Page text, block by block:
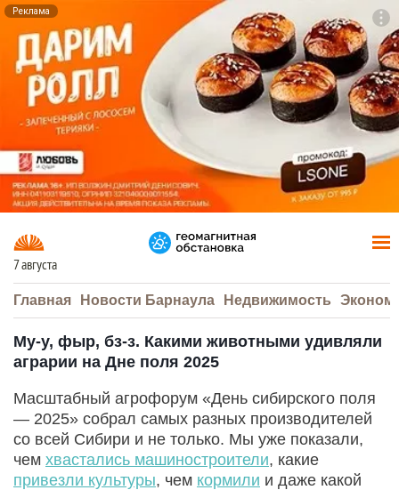
Реклама
7 августа
Главная Новости Барнаула Недвижимость
Му-у, фыр, бз-з. Какими животными удивляли
аграрии на Дне поля 2025
Масштабный агрофорум «День сибирского поля
— 2025» собрал самых разных производителей
со всей Сибири и не только. Мы уже показали,
чем хвастались машиностроители, какие
привезли культуры, чем кормили и даже какой